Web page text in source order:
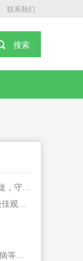
联系我们
秋色宜人 北京香山红叶将迎最佳观赏期
国家林草局专题部署松材线虫病等疫情防控工作